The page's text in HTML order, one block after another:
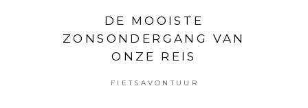
DE MOOISTE
ZONSONDERGANG VAN
ONZE REIS
FIETSAVONTUUR